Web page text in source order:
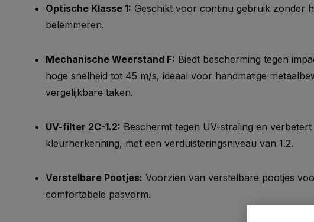
Optische Klasse 1: Geschikt voor continu gebruik zonder
belemmeren.
Mechanische Weerstand F: Biedt bescherming tegen
hoge snelheid tot 45 m/s, ideaal voor handmatige
vergelijkbare taken.
UV-filter 2C-1.2: Beschermt tegen UV-straling en verbetert
kleurherkenning, met een verduisteringsniveau van 1.2.
Verstelbare Pootjes: Voorzien van verstelbare pootjes
comfortabele pasvorm.